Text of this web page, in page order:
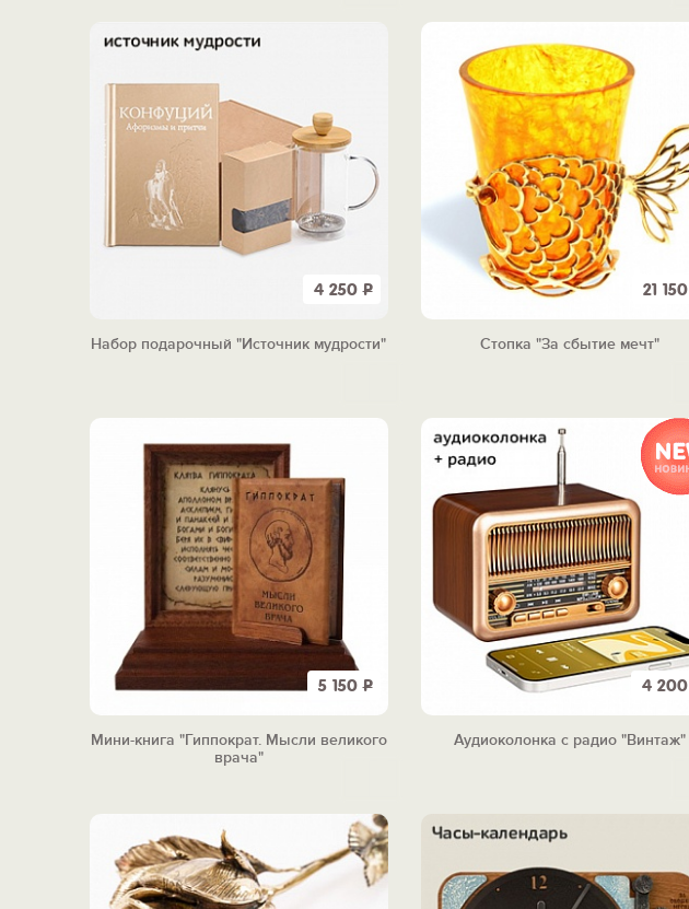
4 250Р
Набор подарочный "Источник мудрости"
21 150
Стопка "За сбытие мечт"
5 150Р
Мини-книга "Гиппократ. Мысли великого
врача"
4 200
Аудиоколонка с радио "Винтаж"